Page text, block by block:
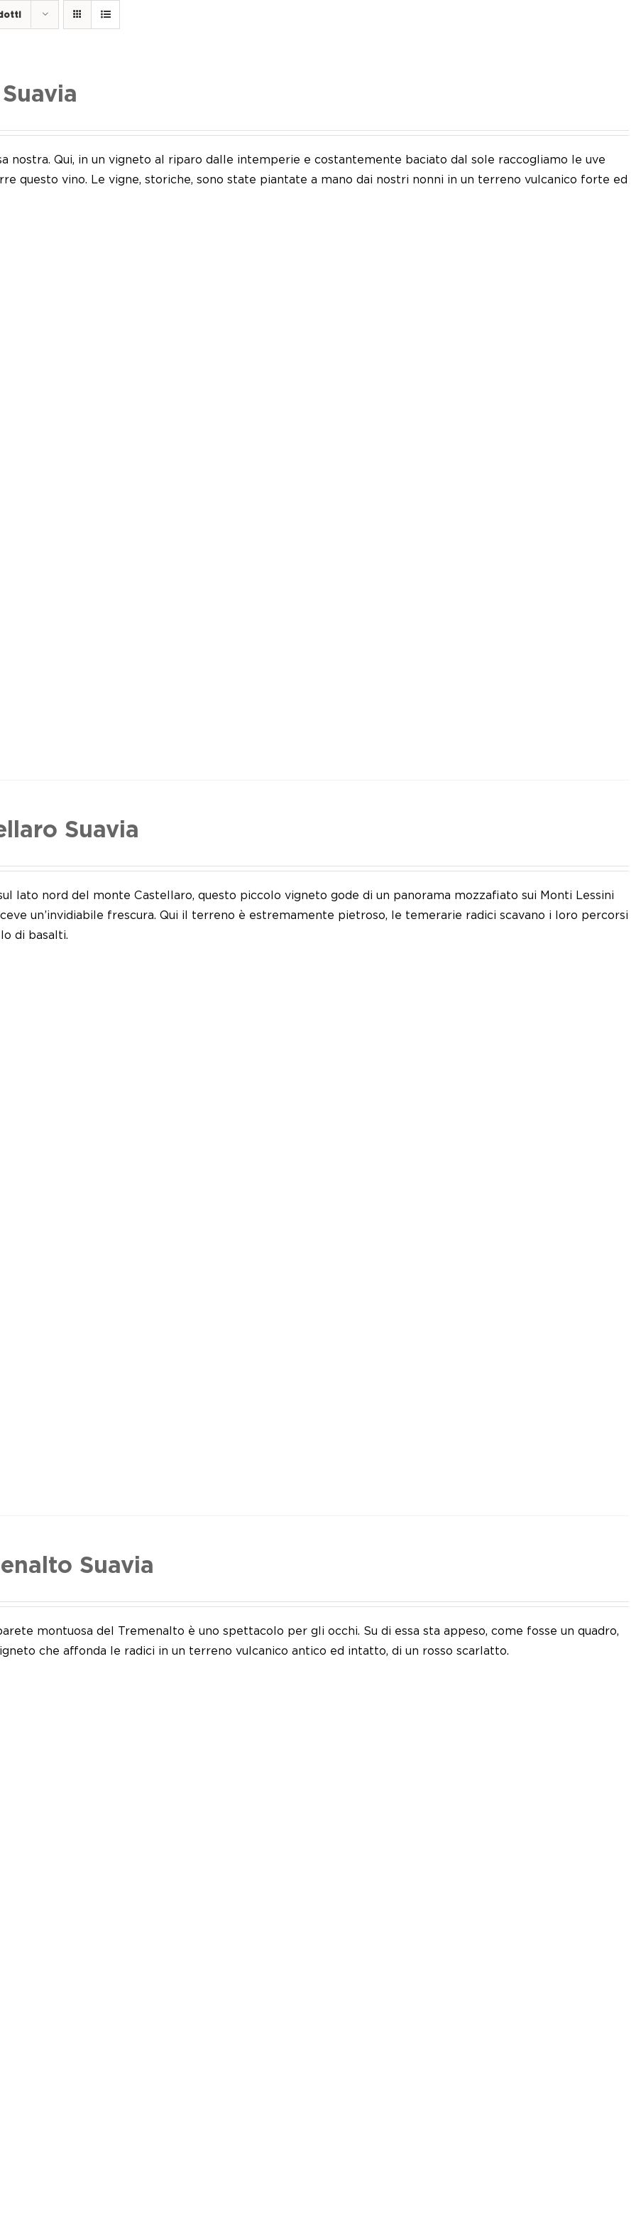
nostra. Qui, in un vigneto al riparo dalle intemperie e costantemente baciato dal sole raccogliamo le uve
questo vino. Le vigne, storiche, sono state piantate a mano dai nostri nonni in un terreno vulcanico forte ed
Suavia
lato nord del monte Castellaro, questo piccolo vigneto gode di un panorama mozzafiato sui Monti Lessini
un’invidiabile frescura. Qui il terreno è estremamente pietroso, le temerarie radici scavano i loro percorsi
di basalti.
Suavia
montuosa del Tremenalto è uno spettacolo per gli occhi. Su di essa sta appeso, come fosse un quadro,
che affonda le radici in un terreno vulcanico antico ed intatto, di un rosso scarlatto.